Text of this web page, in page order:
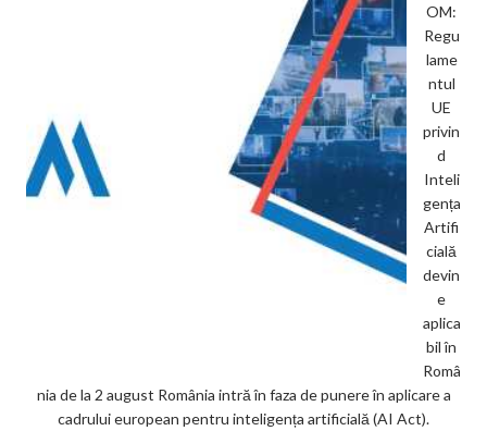
OM:
Regu
lame
ntul
UE
privin
d
Inteli
gența
Artifi
cială
devin
e
aplica
bil în
Româ
nia de la 2 august România intră în faza de punere în aplicare a
cadrului european pentru inteligența artificială (AI Act).